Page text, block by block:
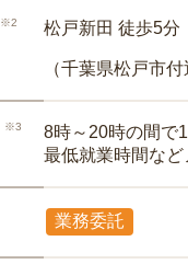
※2 松戸新田 徒歩5分
（千葉県松戸市付
※3
8時～20時の間で
最低就業時間など
業務委託